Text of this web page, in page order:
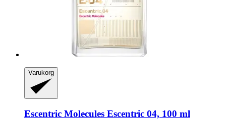
Varukorg
Escentric Molecules Escentric 04, 100 ml